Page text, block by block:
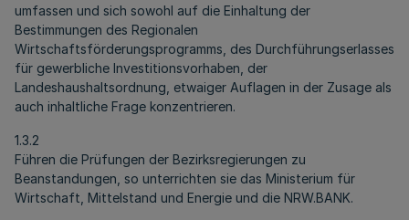
umfassen und sich sowohl auf die Einhaltung der
Bestimmungen des Regionalen
Wirtschaftsförderungsprogramms, des Durchführungserlasses
für gewerbliche Investitionsvorhaben, der
Landeshaushaltsordnung, etwaiger Auflagen in der Zusage als
auch inhaltliche Frage konzentrieren.
1.3.2
Führen die Prüfungen der Bezirksregierungen zu
Beanstandungen, so unterrichten sie das Ministerium für
Wirtschaft, Mittelstand und Energie und die NRW.BANK.